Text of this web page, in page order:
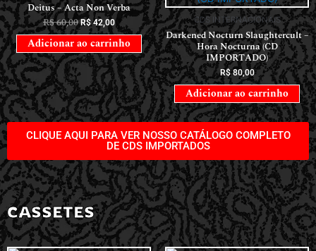
Deitus – Acta Non Verba
R$60,00 R$42,00
Adicionar ao carrinho
CDS INTERNACIONAIS
Darkened Nocturn Slaughtercult –
Hora Nocturna (CD
IMPORTADO)
R$80,00
Adicionar ao carrinho
CLIQUE AQUI PARA VER NOSSO CATÁLOGO COMPLETO
DE CDS IMPORTADOS
CASSETES